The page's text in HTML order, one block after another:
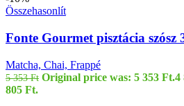
Összehasonlít
Fonte Gourmet pisztácia szósz
Matcha, Chai, Frappé
5 353Ft Original price was: 5 353 Ft.4
805 Ft.